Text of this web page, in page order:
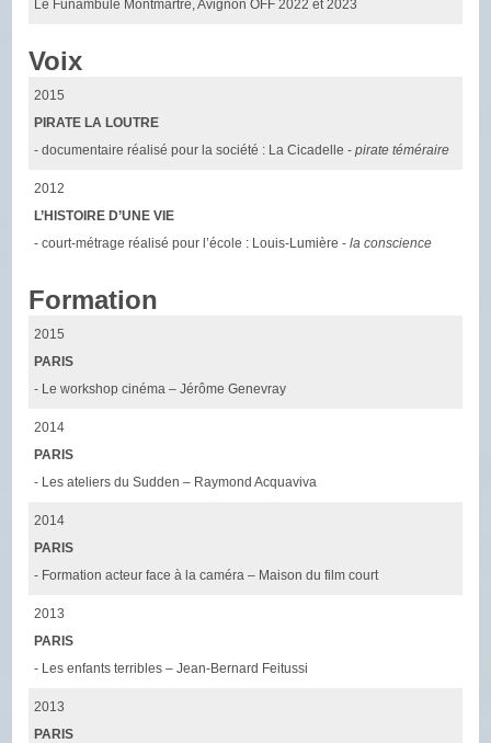
Le Funambule Montmartre, Avignon OFF 2022 et 2023
Voix
2015
PIRATE LA LOUTRE
- documentaire réalisé pour la société : La Cicadelle -pirate téméraire
2012
L’HISTOIRE D’UNE VIE
- court-métrage réalisé pour l’école : Louis-Lumière -la conscience
Formation
2015
PARIS
- Le workshop cinéma – Jérôme Genevray
2014
PARIS
- Les ateliers du Sudden – Raymond Acquaviva
2014
PARIS
- Formation acteur face à la caméra – Maison du film court
2013
PARIS
- Les enfants terribles – Jean-Bernard Feitussi
2013
PARIS